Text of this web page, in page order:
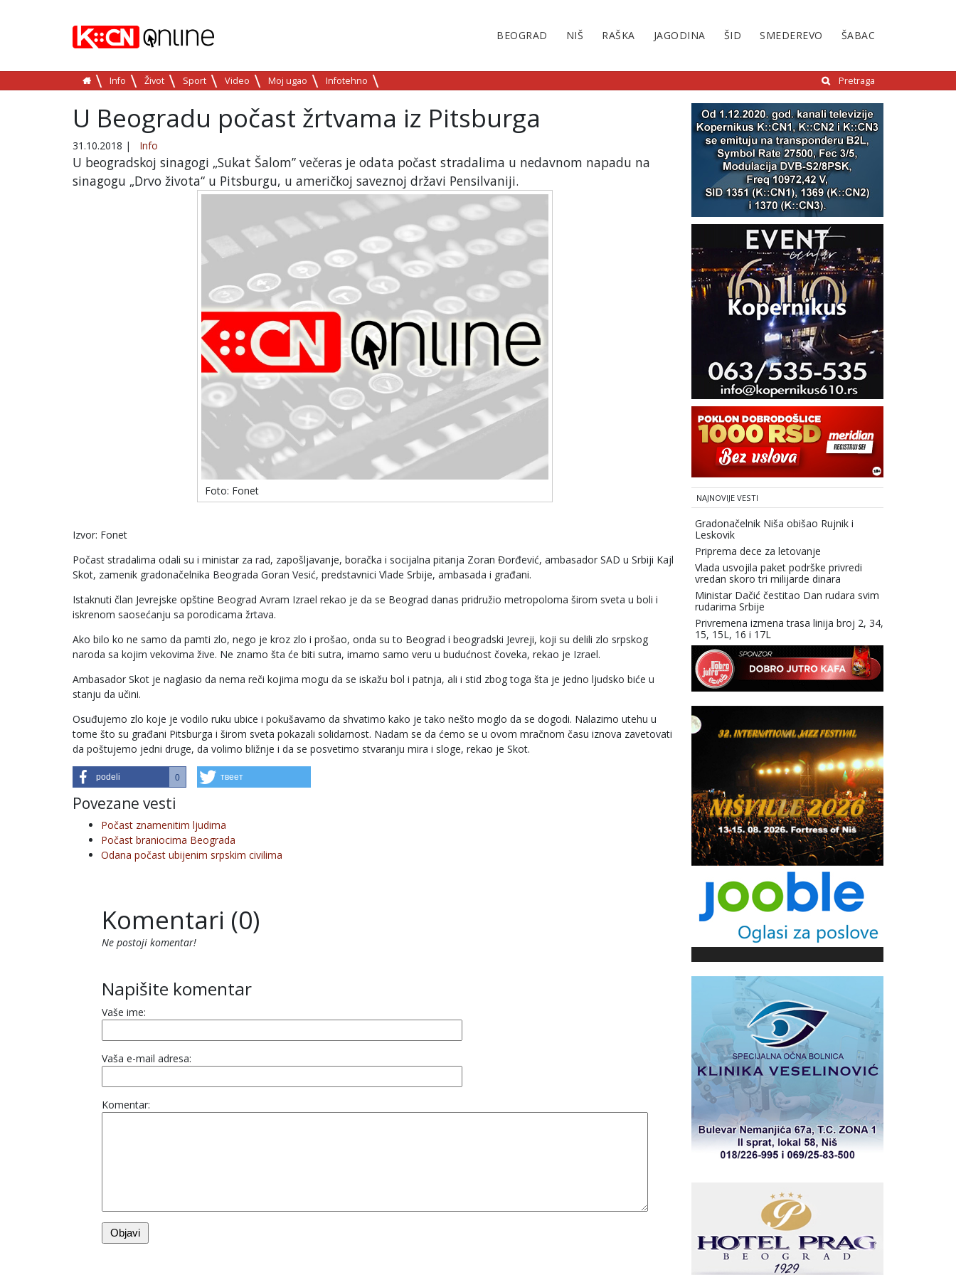
BEOGRAD NIŠ RAŠKA JAGODINA ŠID SMEDEREVO ŠABAC
Info Život Sport Video Moj ugao Infotehno Pretraga
U Beogradu počast žrtvama iz Pitsburga
31.10.2018 | Info
U beogradskoj sinagogi „Sukat Šalom” večeras je odata počast stradalima u nedavnom napadu na
sinagogu „Drvo života“ u Pitsburgu, u američkoj saveznoj državi Pensilvaniji.
Foto: Fonet
Izvor: Fonet
Počast stradalima odali su i ministar za rad, zapošljavanje, boračka i socijalna pitanja Zoran Đorđević, ambasador SAD u Srbiji Kajl
Skot, zamenik gradonačelnika Beograda Goran Vesić, predstavnici Vlade Srbije, ambasada i građani.
Istaknuti član Jevrejske opštine Beograd Avram Izrael rekao je da se Beograd danas pridružio metropoloma širom sveta u boli i
iskrenom saosećanju sa porodicama žrtava.
Ako bilo ko ne samo da pamti zlo, nego je kroz zlo i prošao, onda su to Beograd i beogradski Jevreji, koji su delili zlo srpskog
naroda sa kojim vekovima žive. Ne znamo šta će biti sutra, imamo samo veru u budućnost čoveka, rekao je Izrael.
Ambasador Skot je naglasio da nema reči kojima mogu da se iskažu bol i patnja, ali i stid zbog toga šta je jedno ljudsko biće u
stanju da učini.
Osuđujemo zlo koje je vodilo ruku ubice i pokušavamo da shvatimo kako je tako nešto moglo da se dogodi. Nalazimo utehu u
tome što su građani Pitsburga i širom sveta pokazali solidarnost. Nadam se da ćemo se u ovom mračnom času iznova zavetovati
da poštujemo jedni druge, da volimo bližnje i da se posvetimo stvaranju mira i sloge, rekao je Skot.
podeli 0 твеет
Povezane vesti
Počast znamenitim ljudima
Počast braniocima Beograda
Odana počast ubijenim srpskim civilima
Komentari (0)
Ne postoji komentar!
Napišite komentar
Vaše ime:
Vaša e-mail adresa:
Komentar:
NAJNOVIJE VESTI
Gradonačelnik Niša obišao Rujnik i
Leskovik
Priprema dece za letovanje
Vlada usvojila paket podrške privredi
vredan skoro tri milijarde dinara
Ministar Dačić čestitao Dan rudara svim
rudarima Srbije
Privremena izmena trasa linija broj 2, 34,
15, 15L, 16 i 17L